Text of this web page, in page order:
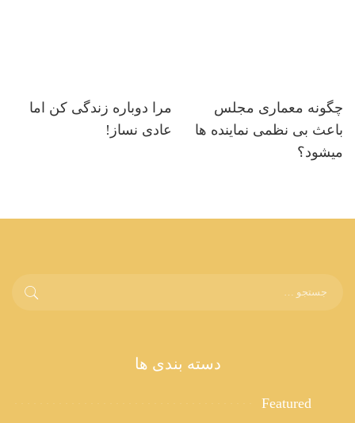
چگونه معماری مجلس
باعث بی نظمی نماینده ها
میشود؟
مرا دوباره زندگی کن اما
عادی نساز!
دسته بندی ها
Featured